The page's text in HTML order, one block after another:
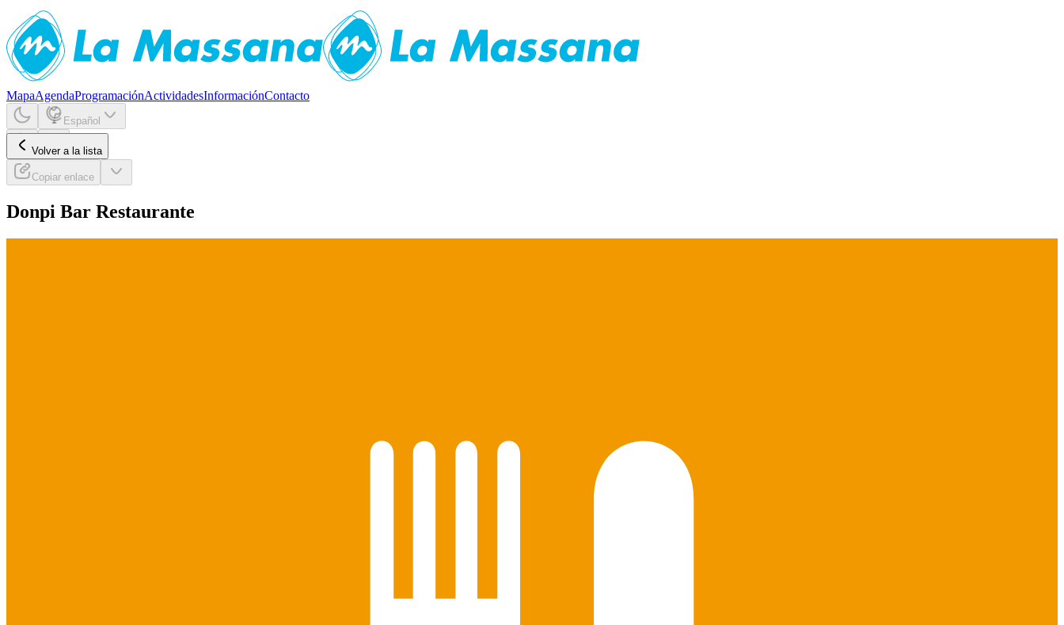
MapaAgendaProgramaciónActividadesInformaciónContacto
Español
Volver a la lista
Copiar enlace
Donpi Bar Restaurante